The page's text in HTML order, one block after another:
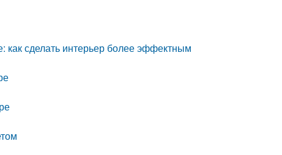
как сделать интерьер более эффектным